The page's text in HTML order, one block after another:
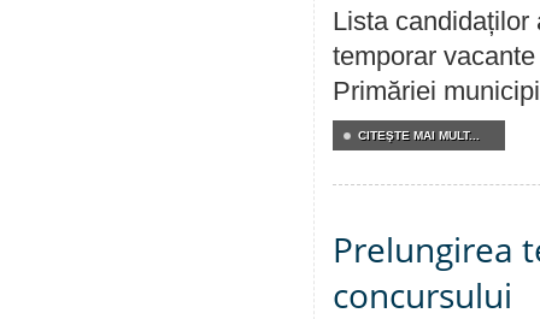
Lista candidaților
temporar
Primăriei
CITEŞTE MAI MULT...
Prelungirea
concursului